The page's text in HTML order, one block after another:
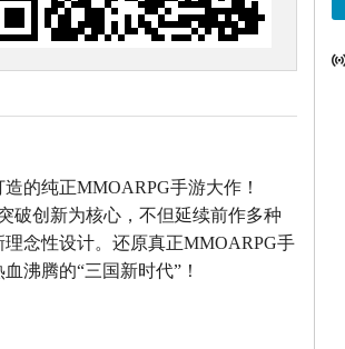
造的纯正MMOARPG手游大作！
破创新为核心，不但延续前作多种
念性设计。还原真正MMOARPG手
沸腾的“三国新时代”！